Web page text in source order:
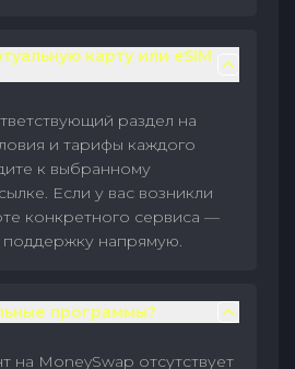
карту или eSIM
раздел на
и тарифы каждого
к выбранному
Если у вас возникли
конкретного сервиса —
поддержку напрямую.
программы?
на MoneySwap отсутствует